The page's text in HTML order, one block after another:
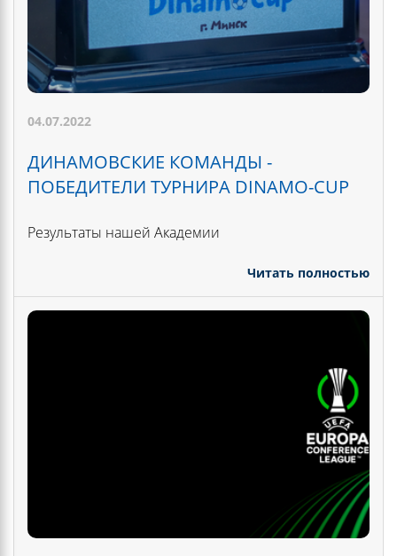
04.07.2022
ДИНАМОВСКИЕ КОМАНДЫ -
ПОБЕДИТЕЛИ ТУРНИРА DINAMO-CUP
Результаты нашей Академии
Читать полностью